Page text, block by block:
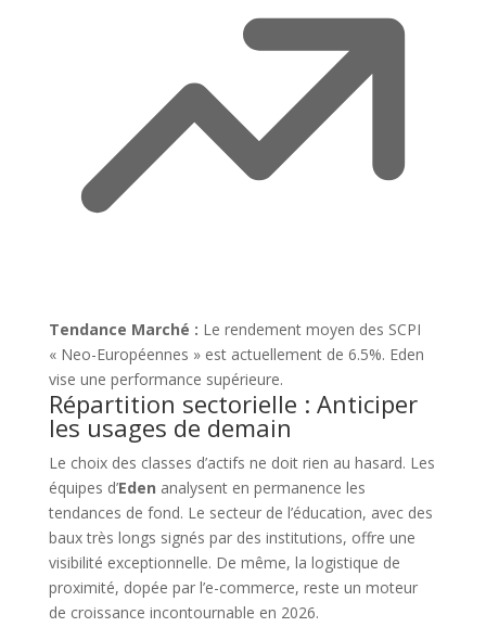
Tendance Marché : Le rendement moyen des SCPI
« Neo-Européennes » est actuellement de 6.5%. Eden
vise une performance supérieure.
Répartition sectorielle : Anticiper
les usages de demain
Le choix des classes d’actifs ne doit rien au hasard. Les
équipes d’Eden analysent en permanence les
tendances de fond. Le secteur de l’éducation, avec des
baux très longs signés par des institutions, offre une
visibilité exceptionnelle. De même, la logistique de
proximité, dopée par l’e-commerce, reste un moteur
de croissance incontournable en 2026.